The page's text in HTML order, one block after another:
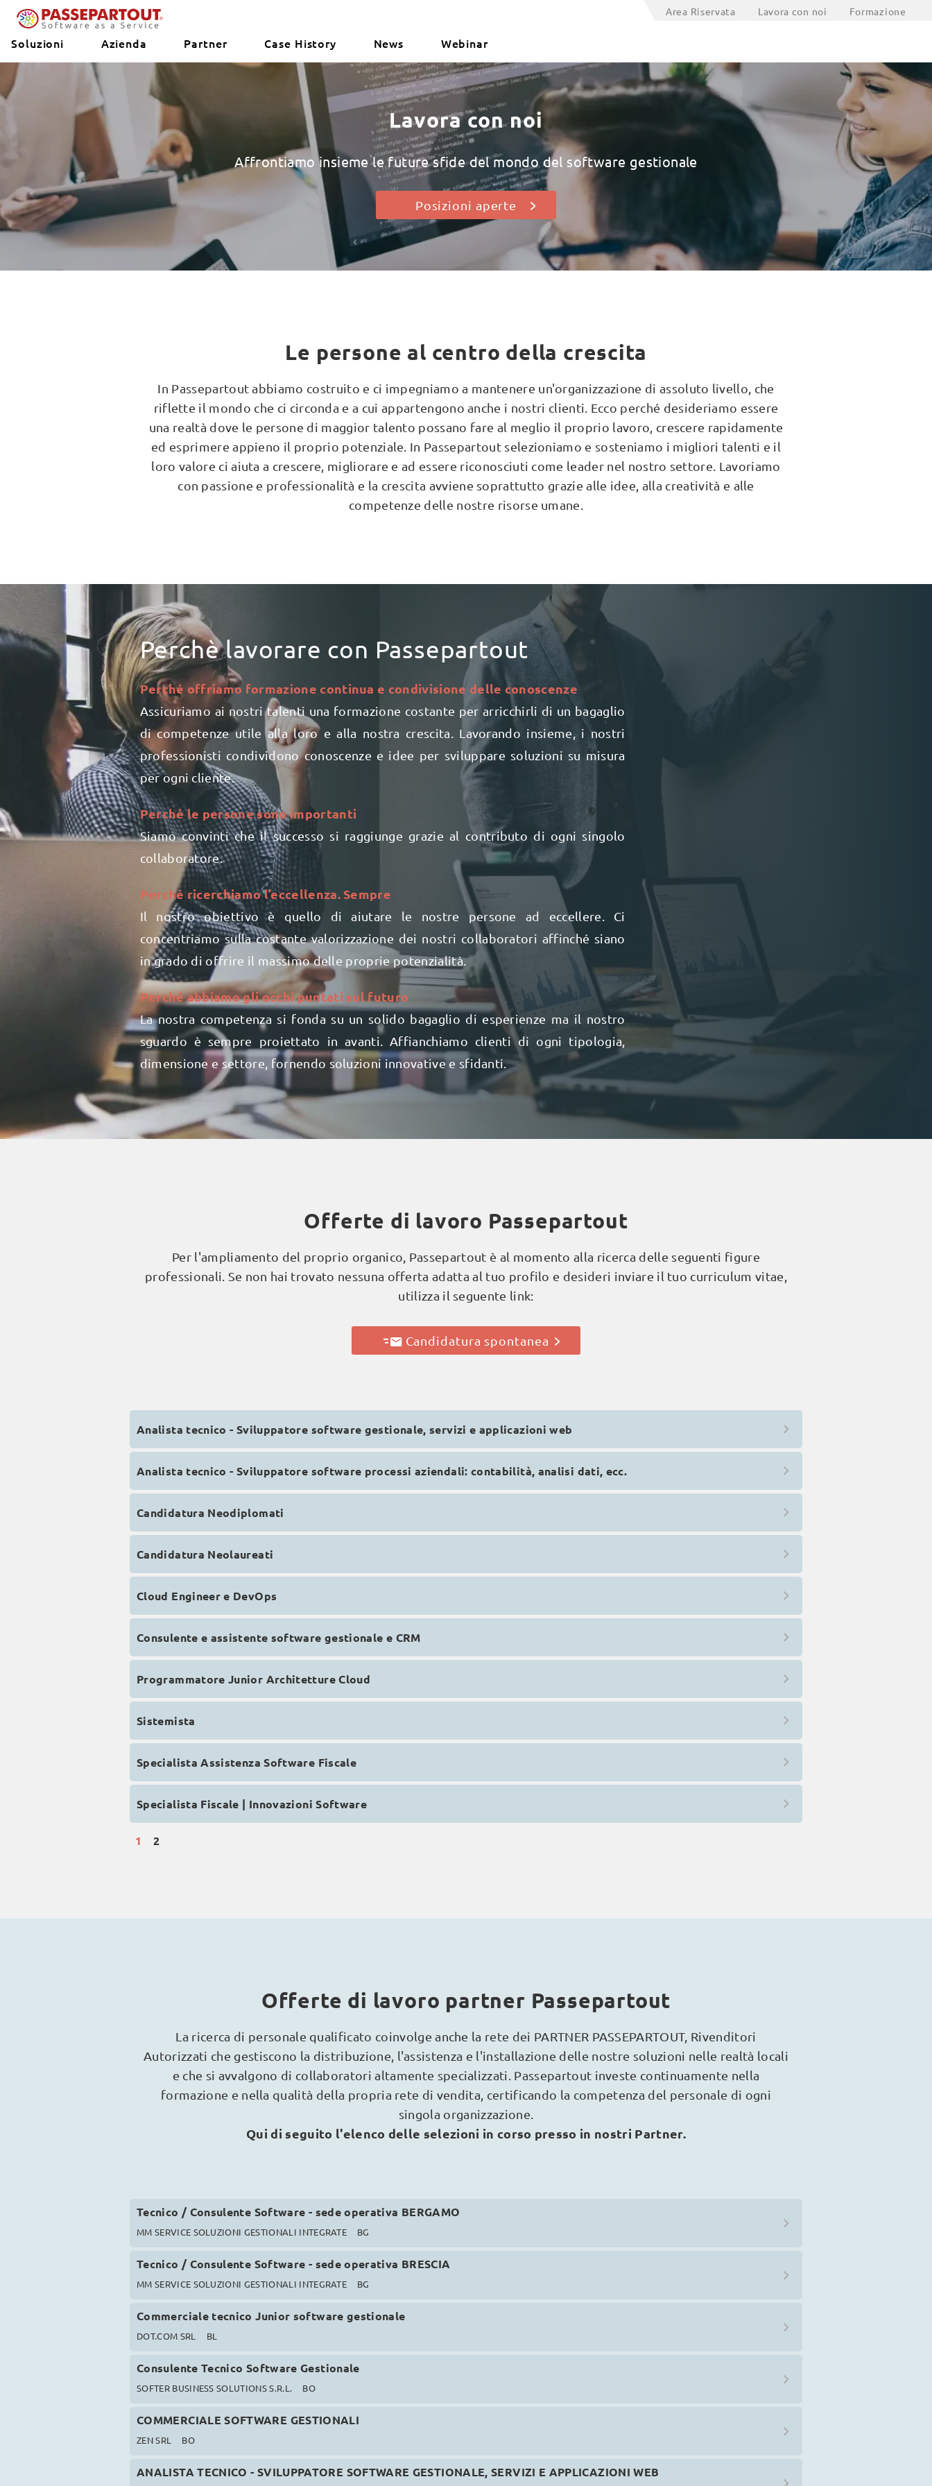
Soluzioni Azienda Partner Case History News Webinar
Area Riservata Lavora con noi Formazione
Lavora con noi
Affrontiamo insieme le future sfide del mondo del software gestionale
Posizioni aperte
Le persone al centro della crescita
In Passepartout abbiamo costruito e ci impegniamo a mantenere un'organizzazione di assoluto livello, che
riflette il mondo che ci circonda e a cui appartengono anche i nostri clienti. Ecco perché desideriamo essere
una realtà dove le persone di maggior talento possano fare al meglio il proprio lavoro, crescere rapidamente
ed esprimere appieno il proprio potenziale. In Passepartout selezioniamo e sosteniamo i migliori talenti e il
loro valore ci aiuta a crescere, migliorare e ad essere riconosciuti come leader nel nostro settore. Lavoriamo
con passione e professionalità e la crescita avviene soprattutto grazie alle idee, alla creatività e alle
competenze delle nostre risorse umane.
Perchè lavorare con Passepartout
Perché offriamo formazione continua e condivisione delle conoscenze
Assicuriamo ai nostri talenti una formazione costante per arricchirli di un bagaglio
di competenze utile alla loro e alla nostra crescita. Lavorando insieme, i nostri
professionisti condividono conoscenze e idee per sviluppare soluzioni su misura
per ogni cliente.
Perché le persone sono importanti
Siamo convinti che il successo si raggiunge grazie al contributo di ogni singolo
collaboratore.
Perché ricerchiamo l’eccellenza. Sempre
Il nostro obiettivo è quello di aiutare le nostre persone ad eccellere. Ci
concentriamo sulla costante valorizzazione dei nostri collaboratori affinché siano
in grado di offrire il massimo delle proprie potenzialità.
Perché abbiamo gli occhi puntati sul futuro
La nostra competenza si fonda su un solido bagaglio di esperienze ma il nostro
sguardo è sempre proiettato in avanti. Affianchiamo clienti di ogni tipologia,
dimensione e settore, fornendo soluzioni innovative e sfidanti.
Offerte di lavoro Passepartout
Per l'ampliamento del proprio organico, Passepartout è al momento alla ricerca delle seguenti figure
professionali. Se non hai trovato nessuna offerta adatta al tuo profilo e desideri inviare il tuo curriculum vitae,
utilizza il seguente link:
Candidatura spontanea
Analista tecnico - Sviluppatore software gestionale, servizi e applicazioni web
Analista tecnico - Sviluppatore software processi aziendali: contabilità, analisi dati, ecc.
Candidatura Neodiplomati
Candidatura Neolaureati
Cloud Engineer e DevOps
Consulente e assistente software gestionale e CRM
Programmatore Junior Architetture Cloud
Sistemista
Specialista Assistenza Software Fiscale
Specialista Fiscale | Innovazioni Software
1 2
Offerte di lavoro partner Passepartout
La ricerca di personale qualificato coinvolge anche la rete dei PARTNER PASSEPARTOUT, Rivenditori
Autorizzati che gestiscono la distribuzione, l'assistenza e l'installazione delle nostre soluzioni nelle realtà locali
e che si avvalgono di collaboratori altamente specializzati. Passepartout investe continuamente nella
formazione e nella qualità della propria rete di vendita, certificando la competenza del personale di ogni
singola organizzazione.
Qui di seguito l'elenco delle selezioni in corso presso in nostri Partner.
Tecnico / Consulente Software - sede operativa BERGAMO
MM SERVICE SOLUZIONI GESTIONALI INTEGRATE BG
Tecnico / Consulente Software - sede operativa BRESCIA
MM SERVICE SOLUZIONI GESTIONALI INTEGRATE BG
Commerciale tecnico Junior software gestionale
DOT.COM SRL BL
Consulente Tecnico Software Gestionale
SOFTER BUSINESS SOLUTIONS S.R.L. BO
COMMERCIALE SOFTWARE GESTIONALI
ZEN SRL BO
ANALISTA TECNICO - SVILUPPATORE SOFTWARE GESTIONALE, SERVIZI E APPLICAZIONI WEB